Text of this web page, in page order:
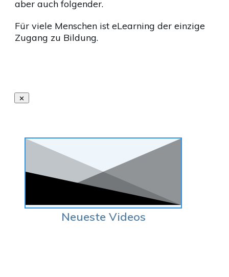
aber auch folgender.
Für viele Menschen ist eLearning der einzige
Zugang zu Bildung.
Neueste Videos